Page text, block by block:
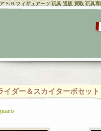
S.H.フィギュアーツ 玩具 通販 買取 玩具
イダー＆スカイターボセット